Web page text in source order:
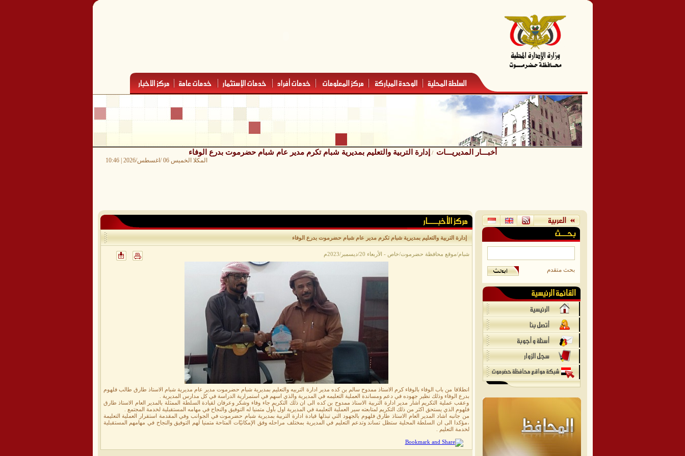
أخبـــار المديريـــات / إدارة التربية والتعليم بمديرية شبام تكرم مدير عام شبام حضرموت بدرع الوفاء
المكلا الخميس 06 /اغسطس/2026 | 10:46
إدارة التربية والتعليم بمديرية شبام تكرم مدير عام شبام حضرموت بدرع الوفاء
شبام/موقع محافظة حضرموت/خاص - الأربعاء 20/ديسمبر/2023م
انطلاقا من باب الوفاء بالوفاء كرم الاستاذ ممدوح سالم بن كده مدير ادارة التربيه والتعليم بمديرية شبام حضرموت مدير عام مديرية شبام الاستاذ طارق طالب فلهوم
بدرع الوفاء وذلك نظير جهوده في دعم ومساندة العملية التعليمه في المديرية والذي اسهم في استمرارية الدراسة في كل مدارس المديرية .
وعقب عملية التكريم اشار مدير ادارة التربية الاستاذ ممدوح بن كده الى ان ذلك التكريم جاء وفاء وشكر وعرفان لقيادة السلطة الممثلة بالمدير العام الاستاذ طارق
فلهوم الذي يستحق اكثر من ذلك التكريم لمتابعته سير العملية التعليمة في المديرية اول بأول متمنيا له التوفيق والنجاح في مهامه المستقبلية لخدمة المجتمع .
من جانبه اشاد المدير العام الاستاذ طارق فلهوم بالجهود التي تبذلها قيادة ادارة التربية بمديرية شبام حضرموت في الجوانب وفي المقدمة استقرار العملية التعليمة
،مؤكدا الى ان السلطة المحلية ستظل تساند وتدعم التعليم في المديرية بمختلف مراحله وفق الإمكانيّات المتاحة متمنيا لهم التوفيق والنجاح في مهامهم المستقبلية
لخدمة التعليم .
بحث متقدم